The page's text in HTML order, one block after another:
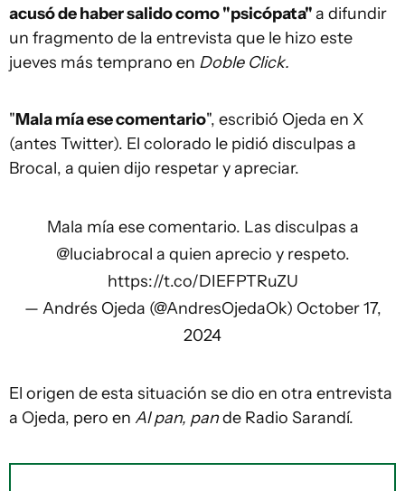
acusó de haber salido como "psicópata"a difundir
un fragmento de la entrevista que le hizo este
jueves más temprano en Doble Click.
"Mala mía ese comentario", escribió Ojeda en X
(antes Twitter). El colorado le pidió disculpas a
Brocal, a quien dijo respetar y apreciar.
Mala mía ese comentario. Las disculpas a
@luciabrocal a quien aprecio y respeto.
https://t.co/DIEFPTRuZU
— Andrés Ojeda (@AndresOjedaOk) October 17,
2024
El origen de esta situación se dio en otra entrevista
a Ojeda, pero en Al pan, pande Radio Sarandí.